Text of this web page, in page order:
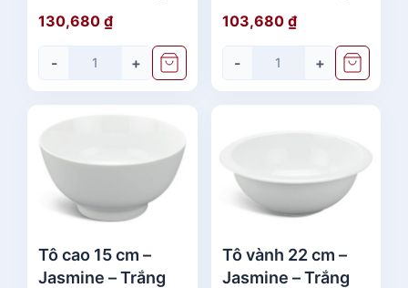
130,680 ₫
- +
103,680 ₫
- +
Tô cao 15 cm –
Jasmine – Trắng
Tô vành 22 cm –
Jasmine – Trắng